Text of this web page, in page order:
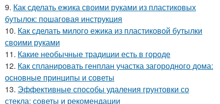
9. Как сделать ежика своими руками из пластиковых
бутылок: пошаговая инструкция
10. Как сделать милого ежика из пластиковой бутылки
своими руками
11. Какие необычные традиции есть в городе
12. Как спланировать генплан участка загородного дома:
основные принципы и советы
13. Эффективные способы удаления грунтовки со
стекла: советы и рекомендации